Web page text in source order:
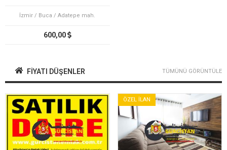
İzmir / Buca / Adatepe mah.
600,00
FIYATI DÜŞENLER TÜMÜNÜ GÖRÜNTÜLE
ÖZEL İLAN